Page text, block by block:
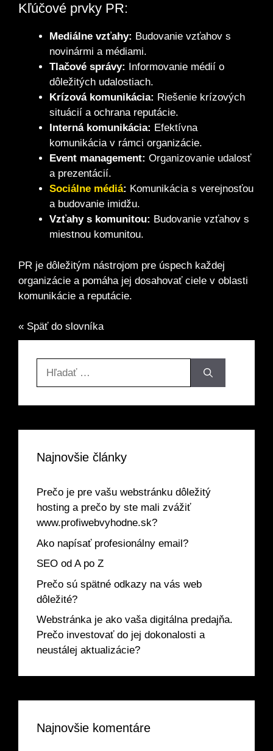
Kľúčové prvky PR:
Mediálne vzťahy: Budovanie vzťahov s
novinármi a médiami.
Tlačové správy:
Informovanie médií o
dôležitých udalostiach.
Krízová komunikácia: Riešenie krízových
situácií a ochrana reputácie.
Interná komunikácia: Efektívna
komunikácia v rámci organizácie.
Event management: Organizovanie udalosť
a prezentácií.
Sociálne médiá: Komunikácia s verejnosťou
a budovanie imidžu.
Vzťahy s komunitou: Budovanie vzťahov s
miestnou komunitou.
PR je dôležitým nástrojom pre úspech každej
organizácie a pomáha jej dosahovať ciele v oblasti
komunikácie a reputácie.
« Späť do slovníka
Najnovšie články
Prečo je pre vašu webstránku dôležitý
hosting a prečo by ste mali zvážiť
www.profiwebvyhodne.sk?
Ako napísať profesionálny email?
SEO od A po Z
Prečo sú spätné odkazy na vás web
dôležité?
Webstránka je ako vaša digitálna predajňa.
Prečo investovať do jej dokonalosti a
neustálej aktualizácie?
Najnovšie komentáre